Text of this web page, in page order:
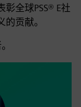
全球PSS® E社
贡献。